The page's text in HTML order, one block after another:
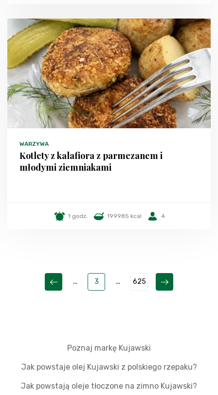
WARZYWA
Kotlety z kalafiora z parmezanem i
młodymi ziemniakami
1 godz. 199985 kcal 4
... 3 ... 625
Poznaj markę Kujawski
Jak powstaje olej Kujawski z polskiego rzepaku?
Jak powstają oleje tłoczone na zimno Kujawski?